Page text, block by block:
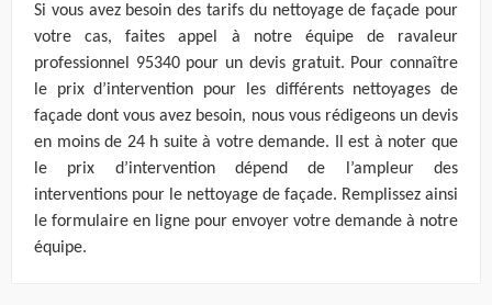
Si vous avez besoin des tarifs du nettoyage de façade pour
votre cas, faites appel à notre équipe de ravaleur
professionnel 95340 pour un devis gratuit. Pour connaître
le prix d’intervention pour les différents nettoyages de
façade dont vous avez besoin, nous vous rédigeons un devis
en moins de 24 h suite à votre demande. Il est à noter que
le prix d’intervention dépend de l’ampleur des
interventions pour le nettoyage de façade. Remplissez ainsi
le formulaire en ligne pour envoyer votre demande à notre
équipe.